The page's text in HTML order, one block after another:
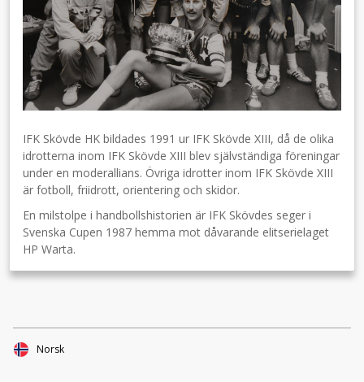
IFK Skövde HK bildades 1991 ur IFK Skövde XIII, då de olika
idrotterna inom IFK Skövde XIII blev självständiga föreningar
under en moderallians. Övriga idrotter inom IFK Skövde XIII
är fotboll, friidrott, orientering och skidor.
En milstolpe i handbollshistorien är IFK Skövdes seger i
Svenska Cupen 1987 hemma mot dåvarande elitserielaget
HP Warta.
Norsk